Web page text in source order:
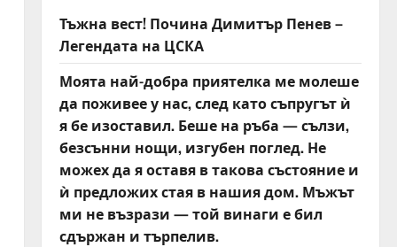
Тъжна вест! Почина Димитър Пенев –
Легендата на ЦСКА
Моята най-добра приятелка ме молеше
да поживее у нас, след като съпругът ѝ
я бе изоставил. Беше на ръба — сълзи,
безсънни нощи, изгубен поглед. Не
можех да я оставя в такова състояние и
ѝ предложих стая в нашия дом. Мъжът
ми не възрази — той винаги е бил
сдържан и търпелив.